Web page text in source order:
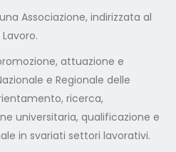
una Associazione, indirizzata al
attuazione e
e Regionale delle
ricerca,
universitaria, qualificazione e
in svariati settori lavorativi.